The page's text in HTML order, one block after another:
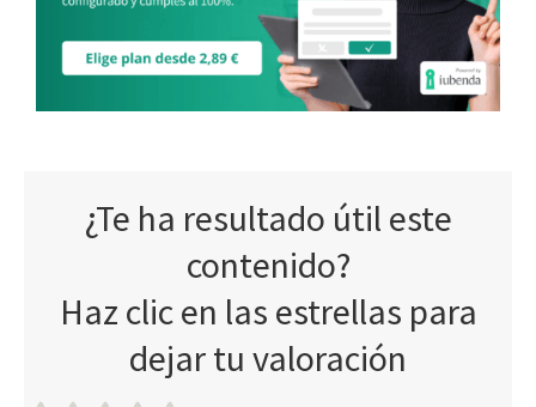
¿Te ha resultado útil este
contenido?
Haz clic en las estrellas para
dejar tu valoración